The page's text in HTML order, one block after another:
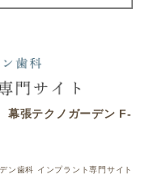
張テクノガーデン F-
ン歯科 インプラント専門サイト